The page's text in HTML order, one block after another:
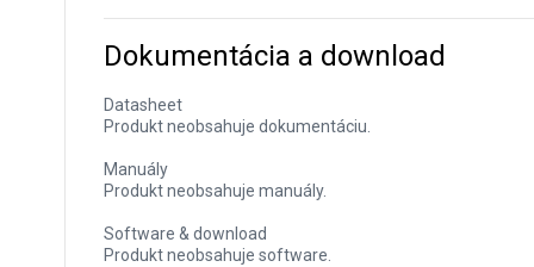
Dokumentácia a download
Datasheet
Produkt neobsahuje dokumentáciu.
Manuály
Produkt neobsahuje manuály.
Software & download
Produkt neobsahuje software.